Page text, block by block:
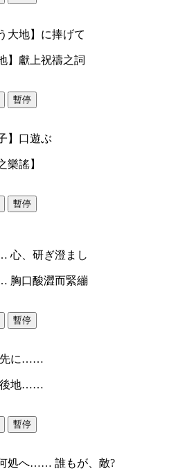
大地】に捧げて
】獻上祝禱之詞
暫停
】口遊ぶ
樂謠】
暫停
心、研ぎ澄まし
胸口酸澀而緊繃
暫停
先に……
後地……
暫停
処へ…… 誰もが、敵?